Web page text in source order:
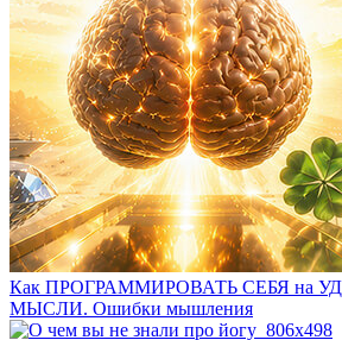
Как ПРОГРАММИРОВАТЬ СЕБЯ на
МЫСЛИ. Ошибки мышления